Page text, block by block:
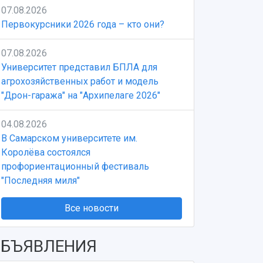
07.08.2026
Первокурсники 2026 года – кто они?
07.08.2026
Университет представил БПЛА для
агрохозяйственных работ и модель
"Дрон-гаража" на "Архипелаге 2026"
04.08.2026
В Самарском университете им.
Королёва состоялся
профориентационный фестиваль
"Последняя миля"
Все новости